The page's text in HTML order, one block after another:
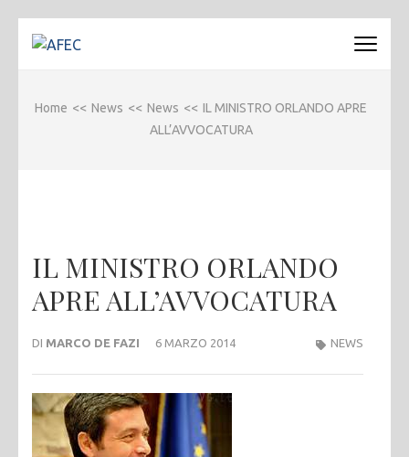
invio)
Home << News << News << IL MINISTRO ORLANDO APRE
ALL’AVVOCATURA
IL MINISTRO ORLANDO
APRE ALL’AVVOCATURA
DI MARCO DE FAZI 6 MARZO 2014 NEWS